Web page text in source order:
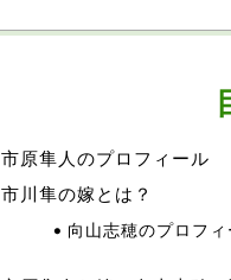
市原隼人のプロフィール
市川隼の嫁とは？
向山志穂のプロフィ